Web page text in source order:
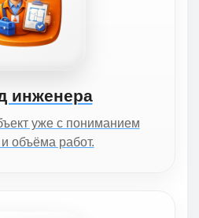
инженера
уже с пониманием
объёма работ.